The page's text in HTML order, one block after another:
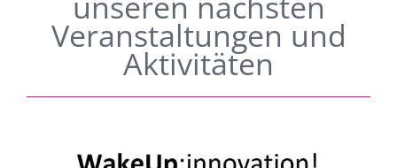
Veranstaltungen und
Aktivitäten